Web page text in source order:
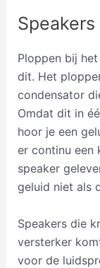
Ploppen bij
dit. Het
condensator
Omdat dit in
hoor je een
er continu een
speaker
geluid niet als
Speakers die
versterker
voor de